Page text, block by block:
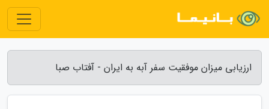
ارزیابی میزان موفقیت سفر آبه به ایران - آفتاب صبا